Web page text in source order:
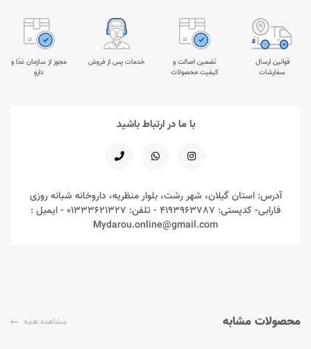
قوانین ارسال
سفارشات
تضمین اصالت و
کیفیت محصولات
خدمات پس از فروش
مجوز از سازمان غذا و
دارو
با ما در ارتباط باشید
آدرس: استان گیلان، شهر رشت، بلوار منظریه، داروخانه شبانه روزی
فارابی- کدپستی: 4193963787 - تلفن: 01333621327 - ایمیل :
Mydarou.online@gmail.com
محصولات مشابه مشاهده همه